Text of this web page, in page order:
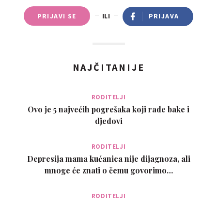
PRIJAVI SE ILI PRIJAVA
NAJČITANIJE
RODITELJI
Ovo je 5 najvećih pogrešaka koji rade bake i
djedovi
RODITELJI
Depresija mama kućanica nije dijagnoza, ali
mnoge će znati o čemu govorimo…
RODITELJI